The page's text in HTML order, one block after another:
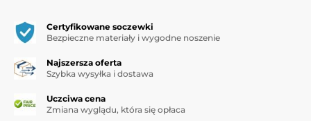
Certyfikowane soczewki
Bezpieczne materiały i wygodne noszenie
Najszersza oferta
Szybka wysyłka i dostawa
Uczciwa cena
Zmiana wyglądu, która się opłaca